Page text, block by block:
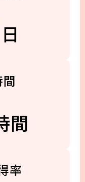
日
間
率